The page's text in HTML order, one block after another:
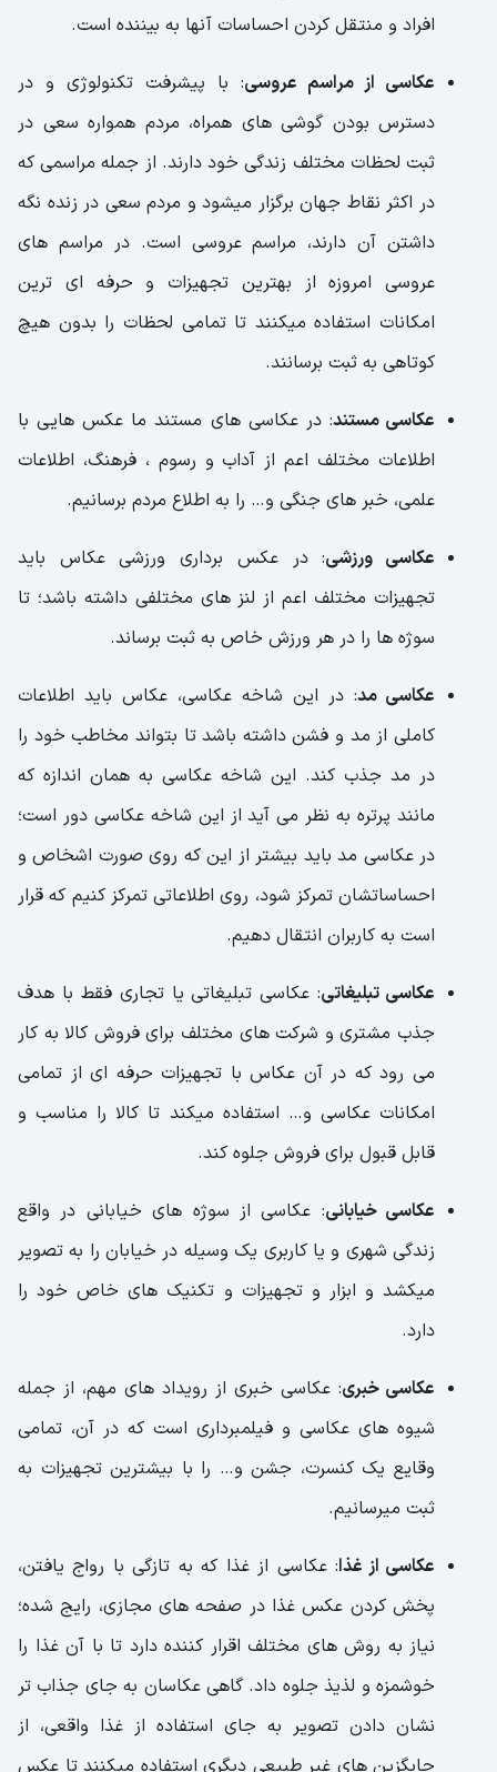
افراد و منتقل کردن احساسات آنها به بیننده است.
عکاسی از مراسم عروسی: با پیشرفت تکنولوژی و در
دسترس بودن گوشی های همراه، مردم همواره سعی در
ثبت لحظات مختلف زندگی خود دارند. از جمله مراسمی که
در اکثر نقاط جهان برگزار میشود و مردم سعی در زنده نگه
داشتن آن دارند، مراسم عروسی است. در مراسم های
عروسی امروزه از بهترین تجهیزات و حرفه ای ترین
امکانات استفاده میکنند تا تمامی لحظات را بدون هیچ
کوتاهی به ثبت برسانند.
عکاسی مستند: در عکاسی های مستند ما عکس هایی با
اطلاعات مختلف اعم از آداب و رسوم ، فرهنگ، اطلاعات
علمی، خبر های جنگی و… را به اطلاع مردم برسانیم.
عکاسی ورزشی: در عکس برداری ورزشی عکاس باید
تجهیزات مختلف اعم از لنز های مختلفی داشته باشد؛ تا
سوژه ها را در هر ورزش خاص به ثبت برساند.
عکاسی مد: در این شاخه عکاسی، عکاس باید اطلاعات
کاملی از مد و فشن داشته باشد تا بتواند مخاطب خود را
در مد جذب کند. این شاخه عکاسی به همان اندازه که
مانند پرتره به نظر می آید از این شاخه عکاسی دور است؛
در عکاسی مد باید بیشتر از این که روی صورت اشخاص و
احساساتشان تمرکز شود، روی اطلاعاتی تمرکز کنیم که قرار
است به کاربران انتقال دهیم.
عکاسی تبلیغاتی: عکاسی تبلیغاتی یا تجاری فقط با هدف
جذب مشتری و شرکت های مختلف برای فروش کالا به کار
می رود که در آن عکاس با تجهیزات حرفه ای از تمامی
امکانات عکاسی و… استفاده میکند تا کالا را مناسب و
قابل قبول برای فروش جلوه کند.
عکاسی خیابانی: عکاسی از سوژه های خیابانی در واقع
زندگی شهری و یا کاربری یک وسیله در خیابان را به تصویر
میکشد و ابزار و تجهیزات و تکنیک های خاص خود را
دارد.
عکاسی خبری: عکاسی خبری از رویداد های مهم، از جمله
شیوه های عکاسی و فیلمبرداری است که در آن، تمامی
وقایع یک کنسرت، جشن و… را با بیشترین تجهیزات به
ثبت میرسانیم.
عکاسی از غذا: عکاسی از غذا که به تازگی با رواج یافتن،
پخش کردن عکس غذا در صفحه های مجازی، رایج شده؛
نیاز به روش های مختلف اقرار کننده دارد تا با آن غذا را
خوشمزه و لذیذ جلوه داد. گاهی عکاسان به جای جذاب تر
نشان دادن تصویر به جای استفاده از غذا واقعی، از
جایگزین های غیر طبیعی دیگری استفاده میکنند تا عکس